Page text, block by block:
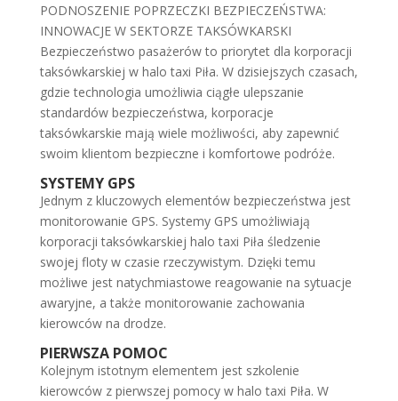
PODNOSZENIE POPRZECZKI BEZPIECZEŃSTWA:
INNOWACJE W SEKTORZE TAKSÓWKARSKI
Bezpieczeństwo pasażerów to priorytet dla korporacji
taksówkarskiej w halo taxi Piła. W dzisiejszych czasach,
gdzie technologia umożliwia ciągłe ulepszanie
standardów bezpieczeństwa, korporacje
taksówkarskie mają wiele możliwości, aby zapewnić
swoim klientom bezpieczne i komfortowe podróże.
SYSTEMY GPS
Jednym z kluczowych elementów bezpieczeństwa jest
monitorowanie GPS. Systemy GPS umożliwiają
korporacji taksówkarskiej halo taxi Piła śledzenie
swojej floty w czasie rzeczywistym. Dzięki temu
możliwe jest natychmiastowe reagowanie na sytuacje
awaryjne, a także monitorowanie zachowania
kierowców na drodze.
PIERWSZA POMOC
Kolejnym istotnym elementem jest szkolenie
kierowców z pierwszej pomocy w halo taxi Piła. W